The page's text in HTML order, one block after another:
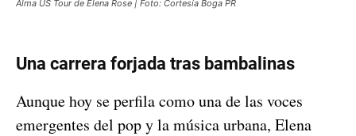
Alma US Tour de Elena Rose | Foto: Cortesía Boga PR
Una carrera forjada tras bambalinas
Aunque hoy se perfila como una de las voces
emergentes del pop y la música urbana, Elena